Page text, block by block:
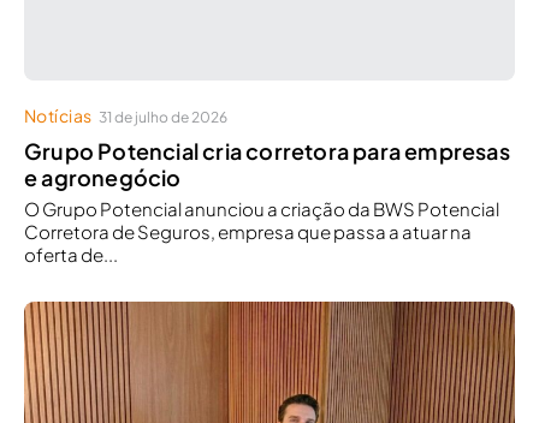
Notícias 31 de julho de 2026
Grupo Potencial cria corretora para empresas
e agronegócio
O Grupo Potencial anunciou a criação da BWS Potencial
Corretora de Seguros, empresa que passa a atuar na
oferta de...